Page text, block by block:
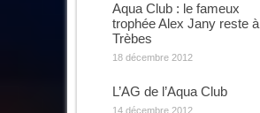
Aqua Club : le fameux
trophée Alex Jany reste à
Trèbes
18 décembre 2012
L’AG de l’Aqua Club
14 décembre 2012